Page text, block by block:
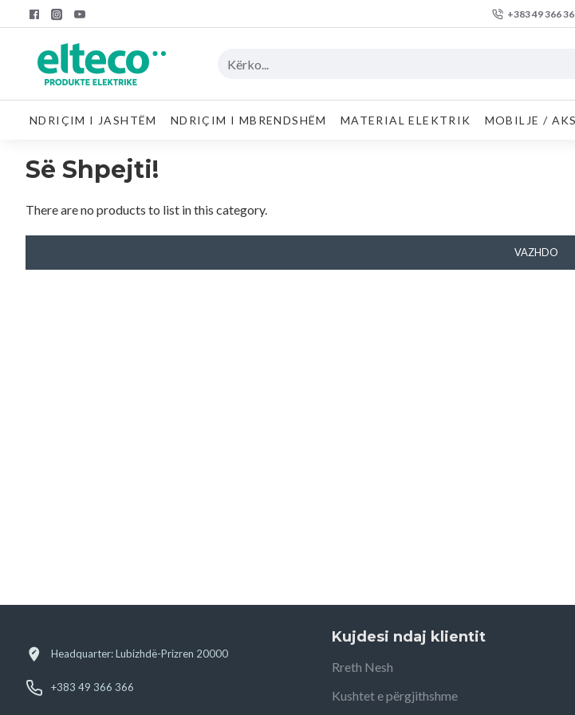
+383 49 366
NDRIÇIM I JASHTËM NDRIÇIM I MBRENDSHËM MATERIAL ELEKTRIK MOBILJE /
Së Shpejti!
There are no products to list in this category.
VAZHDO
Headquarter: Lubizhdë-Prizren 20000
+383 49 366 366
Kujdesi ndaj klientit
Rreth Nesh
Kushtet e përgjithshme